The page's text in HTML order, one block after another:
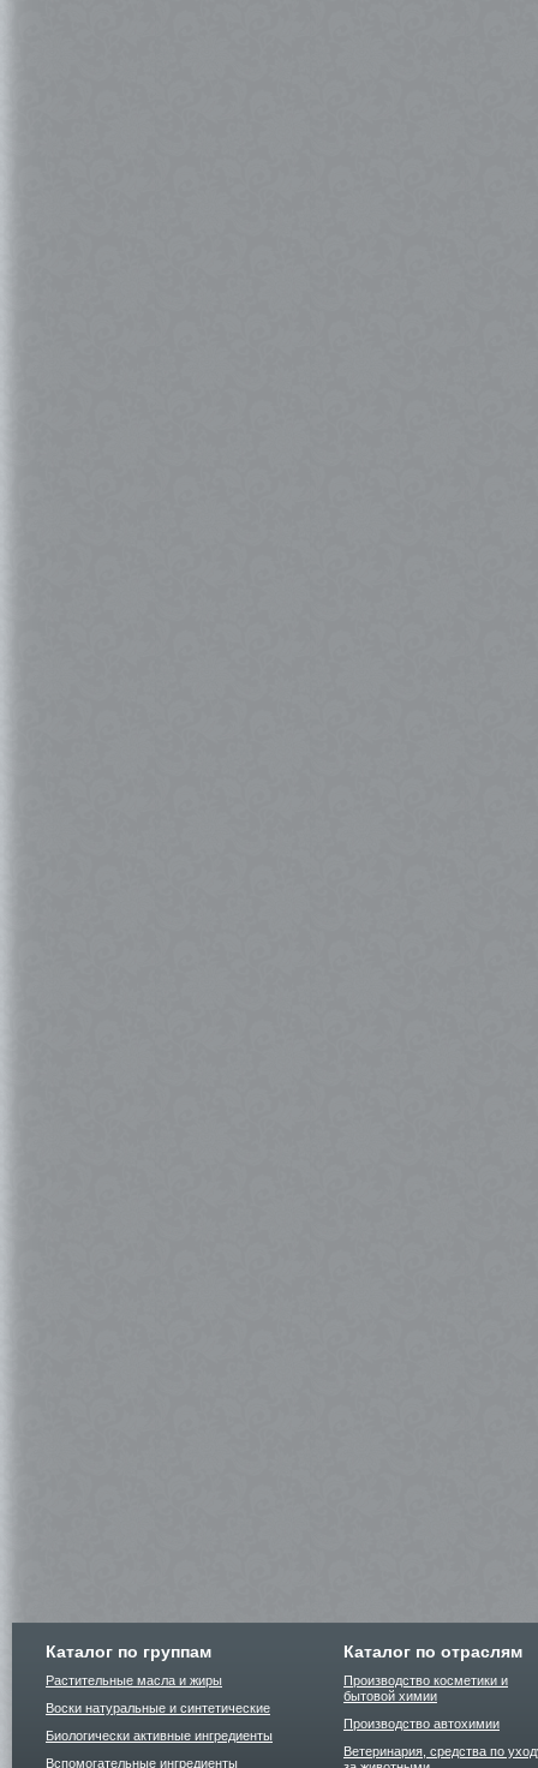
Каталог по группам
Растительные масла и жиры
Воски натуральные и синтетические
Биологически активные ингредиенты
Вспомогательные ингредиенты
Каталог по отраслям
Производство косметики и
бытовой химии
Производство автохимии
Ветеринария, средства по